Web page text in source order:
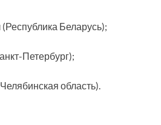
Беларусь);
Петербург);
область).